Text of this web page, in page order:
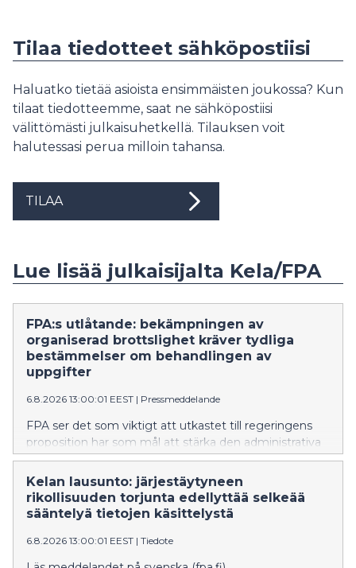
Tilaa tiedotteet sähköpostiisi
Haluatko tietää asioista ensimmäisten joukossa? Kun
tilaat tiedotteemme, saat ne sähköpostiisi
välittömästi julkaisuhetkellä. Tilauksen voit
halutessasi perua milloin tahansa.
TILAA
Lue lisää julkaisijalta Kela/FPA
FPA:s utlåtande: bekämpningen av
organiserad brottslighet kräver tydliga
bestämmelser om behandlingen av
uppgifter
6.8.2026 13:00:01 EEST | Pressmeddelande
FPA ser det som viktigt att utkastet till regeringens
proposition har som mål att stärka den administrativa
bekämpningen av organiserad brottslighet och
informationsutbytet mellan myndigheterna.
Propositionen ger FPA bättre möjligheter att
upptäcka, förebygga och bekämpa organiserad
FPA anser dock att bestämmelserna om utlämnande,
behandling och utnyttjande av uppgifter måste
Kelan lausunto: järjestäytyneen
rikollisuuden torjunta edellyttää selkeää
sääntelyä tietojen käsittelystä
6.8.2026 13:00:01 EEST | Tiedote